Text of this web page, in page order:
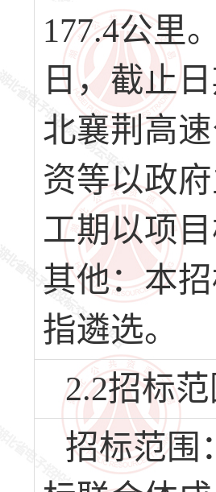
177.4公里
日，截止
北襄荆高
资等以政
工期以项
其他：本
指遴选。
2.2招标范
招标范围